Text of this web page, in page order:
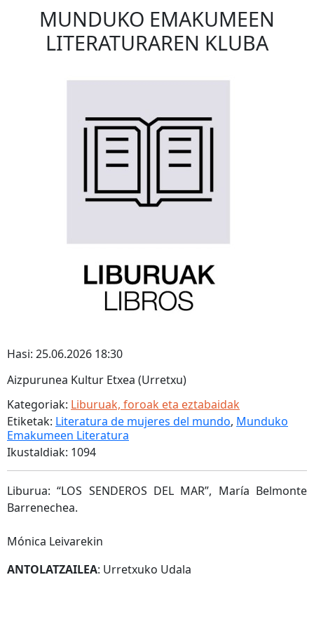
MUNDUKO EMAKUMEEN
LITERATURAREN KLUBA
Hasi: 25.06.2026 18:30
Aizpurunea Kultur Etxea (Urretxu)
Kategoriak: Liburuak, foroak eta eztabaidak
Etiketak: Literatura de mujeres del mundo, Munduko
Emakumeen Literatura
Ikustaldiak: 1094
Liburua: “LOS SENDEROS DEL MAR”, María Belmonte
Barrenechea.
Mónica Leivarekin
ANTOLATZAILEA: Urretxuko Udala